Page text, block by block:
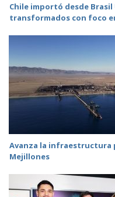
Chile importó desde Brasil
transformados con foco
Avanza la infraestructura
Mejillones